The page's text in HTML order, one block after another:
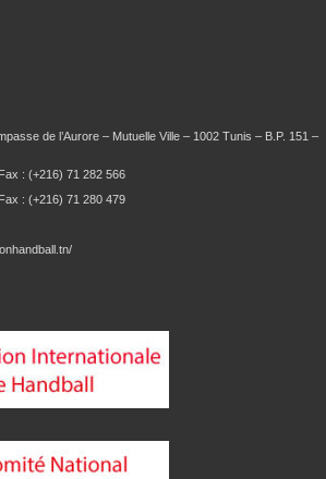
de l’Aurore – Mutuelle Ville – 1002 Tunis – B.P. 151 –
: (+216) 71 282 566
: (+216) 71 280 479